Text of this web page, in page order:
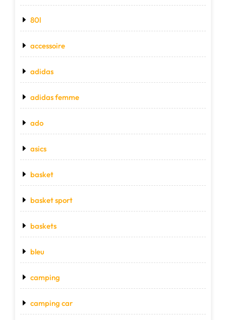
80l
accessoire
adidas
adidas femme
ado
asics
basket
basket sport
baskets
bleu
camping
camping car